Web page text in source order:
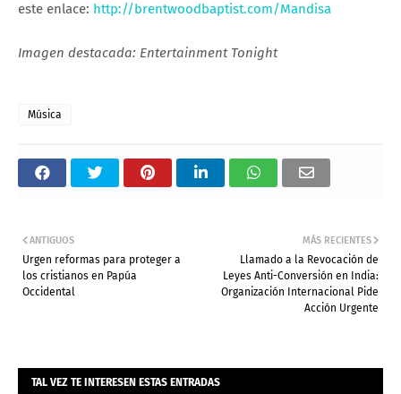
este enlace: http://brentwoodbaptist.com/Mandisa
Imagen destacada: Entertainment Tonight
Música
MÁS RECIENTES
Llamado a la Revocación de
Leyes Anti-Conversión en India:
Organización Internacional Pide
Acción Urgente
ANTIGUOS
Urgen reformas para proteger a
los cristianos en Papúa
Occidental
TAL VEZ TE INTERESEN ESTAS ENTRADAS